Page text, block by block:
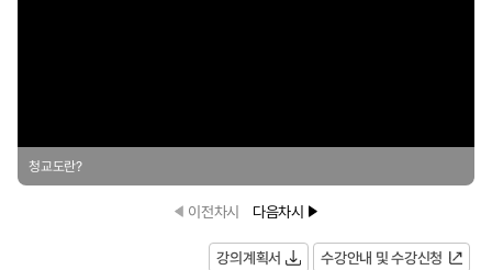
청교도란?
이전차시 다음차시
강의계획서
수강안내 및 수강신청